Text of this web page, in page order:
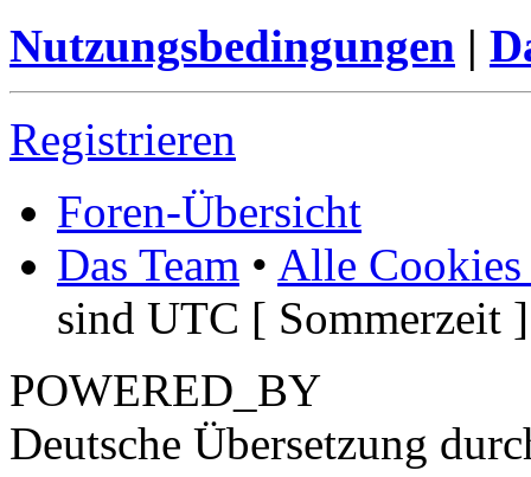
Nutzungsbedingungen |
Registrieren
Foren-Übersicht
Das Team • Alle Cookies
sind UTC [ Sommerzeit ]
POWERED_BY
Deutsche Übersetzung